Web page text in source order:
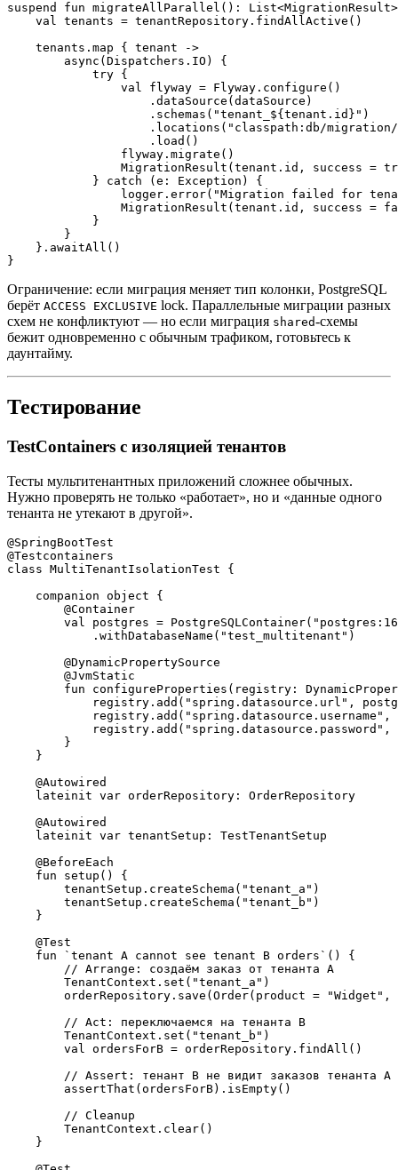
suspend fun migrateAllParallel():
    val tenants = tenantRepository.findAllActive()
    tenants.map { tenant ->
        async(Dispatchers.IO) {
            try {
                val flyway = Flyway.configure()
                    .dataSource(dataSource)
                    .schemas("tenant_${tenant.id}")
.locations("classpath:db/
                    .load()
                flyway.migrate()
MigrationResult(tenant.id, success =
            } catch (e: Exception) {
logger.error("Migration failed for
MigrationResult(tenant.id, success =
            }
        }
    }.awaitAll()
Ограничение: если миграция меняет тип колонки, PostgreSQL
берёт ACCESS EXCLUSIVE lock. Параллельные миграции разных
схем не конфликтуют — но если миграция shared-схемы
бежит одновременно с обычным трафиком, готовьтесь к
даунтайму.
Тестирование
TestContainers с изоляцией тенантов
Тесты мультитенантных приложений сложнее обычных.
Нужно проверять не только «работает», но и «данные одного
тенанта не утекают в другой».
@SpringBootTest
@Testcontainers
class MultiTenantIsolationTest {
    companion object {
        @Container
val postgres =
            .withDatabaseName("test_multitenant")
        @DynamicPropertySource
        @JvmStatic
fun configureProperties(registry:
registry.add("spring.datasource.url",
registry.add("spring.datasource.username",
registry.add("spring.datasource.password",
        }
    }
    @Autowired
    lateinit var orderRepository: OrderRepository
    @Autowired
    lateinit var tenantSetup: TestTenantSetup
    @BeforeEach
    fun setup() {
        tenantSetup.createSchema("tenant_a")
        tenantSetup.createSchema("tenant_b")
    }
    @Test
    fun `tenant A cannot see tenant B orders`() {
        // Arrange: создаём заказ от тенанта A
        TenantContext.set("tenant_a")
orderRepository.save(Order(product = "Widget",
        // Act: переключаемся на тенанта B
        TenantContext.set("tenant_b")
        val ordersForB = orderRepository.findAll()
        // Assert: тенант B не видит заказов тенанта A
        assertThat(ordersForB).isEmpty()
        // Cleanup
        TenantContext.clear()
    }